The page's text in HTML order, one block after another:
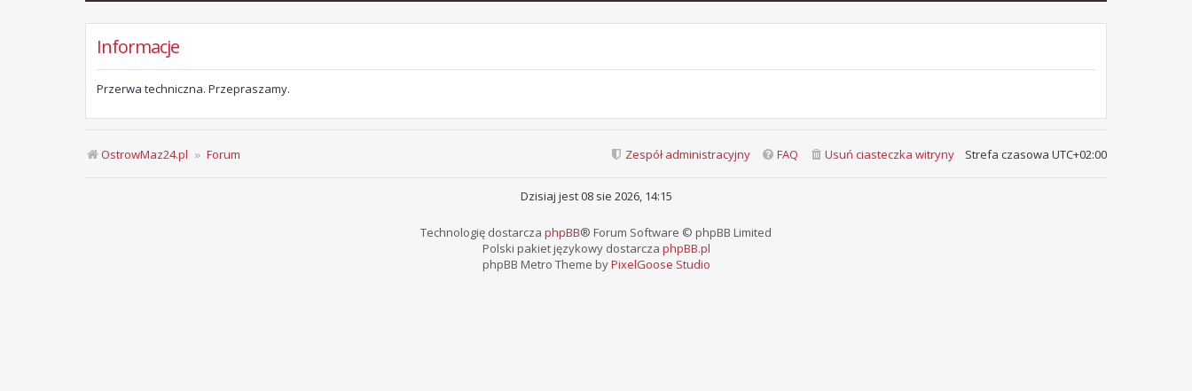
Informacje
Przerwa techniczna. Przepraszamy.
OstrowMaz24.pl Forum Strefa czasowa UTC+02:00
Usuń ciasteczka witryny
FAQ
Zespół administracyjny
Dzisiaj jest 08 sie 2026, 14:15
Technologię dostarcza phpBB® Forum Software © phpBB Limited
Polski pakiet językowy dostarcza phpBB.pl
phpBB Metro Theme byPixelGoose Studio